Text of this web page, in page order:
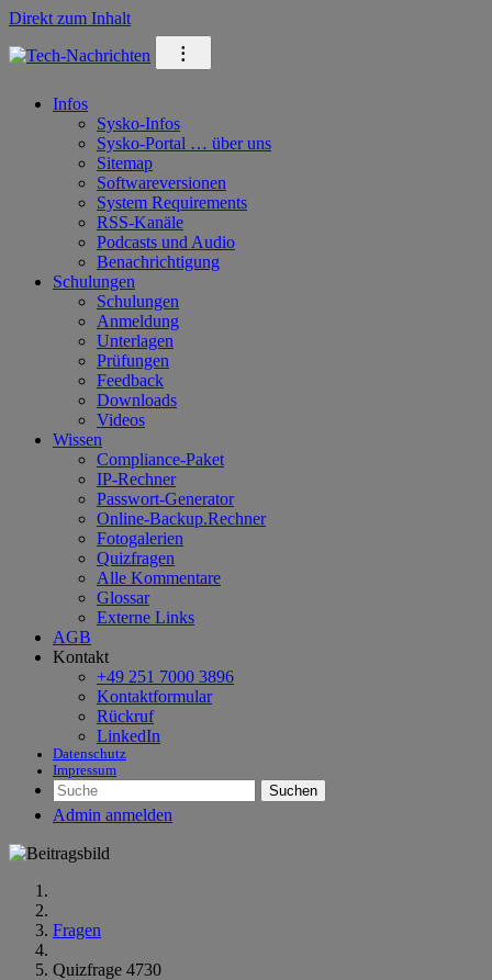
Direkt zum Inhalt
⁝
Infos
Sysko-Infos
Sysko-Portal … über uns
Sitemap
Softwareversionen
System Requirements
RSS-Kanäle
Podcasts und Audio
Benachrichtigung
Schulungen
Schulungen
Anmeldung
Unterlagen
Prüfungen
Feedback
Downloads
Videos
Wissen
Compliance-Paket
IP-Rechner
Passwort-Generator
Online-Backup.Rechner
Fotogalerien
Quizfragen
Alle Kommentare
Glossar
Externe Links
AGB
Kontakt
+49 251 7000 3896
Kontaktformular
Rückruf
LinkedIn
Datenschutz
Impressum
Suchen
Admin anmelden
Fragen
Quizfrage 4730